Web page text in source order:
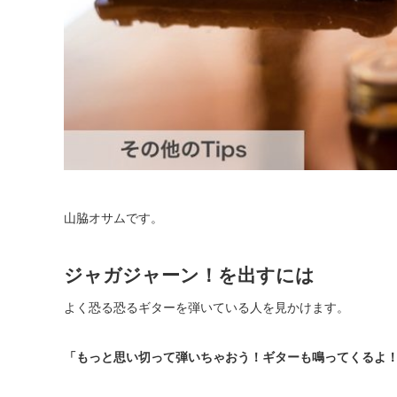
山脇オサムです。
ジャガジャーン！を出すには
よく恐る恐るギターを弾いている人を見かけます。
「もっと思い切って弾いちゃおう！ギターも鳴ってくるよ